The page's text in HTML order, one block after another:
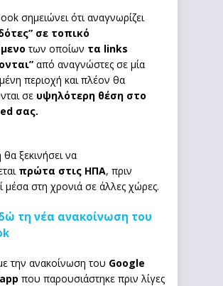
σημειώνει ότι αναγνωρίζει
σε τοπικό
των οποίων τα links
από αναγνώστες σε μία
περιοχή και πλέον θα
σε υψηλότερη θέση στο
σας.
ξεκινήσει να
πρώτα στις ΗΠΑ, πριν
μέσα στη χρονιά σε άλλες χώρες.
τη νέα ανακοίνωση του
την ανακοίνωση του Google
που παρουσιάστηκε πριν λίγες